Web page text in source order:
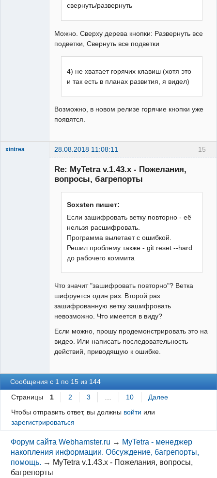
свернуть/развернуть
Можно. Сверху дерева кнопки: Развернуть все
подветки, Свернуть все подветки
4) не хватает горячих клавиш (хотя это
и так есть в планах развития, я видел)
Возможно, в новом релизе горячие кнопки уже
появятся.
15
xintrea 28.08.2018 11:08:11
Re: MyTetra v.1.43.x - Пожелания,
вопросы, багрепорты
Soxsten пишет:
Если зашифровать ветку повторно - её
нельзя расшифровать.
Программа вылетает с ошибкой.
Решил проблему также - git reset --hard
до рабочего коммита
Что значит "зашифровать повторно"? Ветка
шифруется один раз. Второй раз
зашифрованную ветку зашифровать
невозможно. Что имеется в виду?
Если можно, прошу продемонстрировать это на
видео. Или написать последовательность
действий, приводящую к ошибке.
Сообщения с 1 по 15 из 144
Страницы 1 2 3 10
Далее
Чтобы отправить ответ, вы должны войти или
зарегистрироваться
Форум сайта Webhamster.ru → MyTetra - менеджер
накопления информации. Обсуждение, багрепорты,
помощь. → MyTetra v.1.43.x - Пожелания, вопросы,
багрепорты